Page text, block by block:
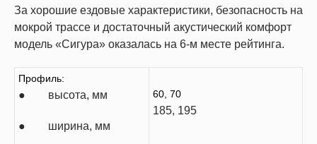
За хорошие ездовые характеристики, безопасность на
мокрой трассе и достаточный акустический комфорт
модель «Сигура» оказалась на 6-м месте рейтинга.
Профиль:
● высота, мм
● ширина, мм
60, 70
185, 195